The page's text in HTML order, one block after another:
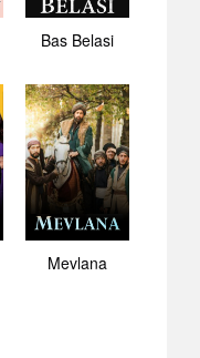
Bas Belasi
Mevlana